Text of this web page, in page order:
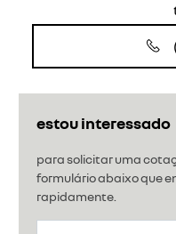
estou interessado
para solicitar uma
formulário abaixo que
rapidamente.